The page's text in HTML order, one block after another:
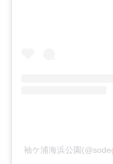
袖ケ浦海浜公園